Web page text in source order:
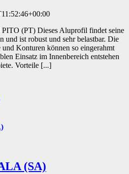
(PT) Dieses Aluprofil findet seine
und ist robust und sehr belastbar. Die
und Konturen können so eingerahmt
Einsatz im Innenbereich entstehen
Vorteile [...]
(SA)